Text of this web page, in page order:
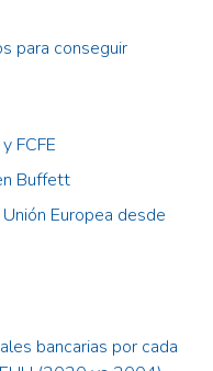
para conseguir
FCFE
Buffett
Europea desde
bancarias por cada